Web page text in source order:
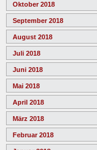
Oktober 2018
September 2018
August 2018
Juli 2018
Juni 2018
Mai 2018
April 2018
März 2018
Februar 2018